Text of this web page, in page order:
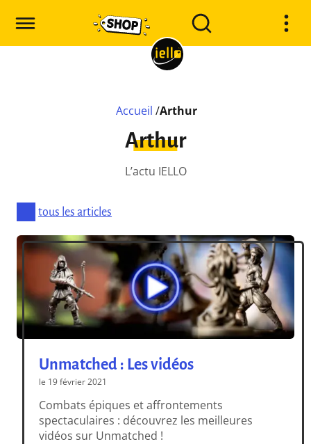
Accueil /Arthur
Arthur
L’actu IELLO
tous les articles
Unmatched : Les vidéos
le 19 février 2021
Combats épiques et affrontements
spectaculaires : découvrez les meilleures
vidéos sur Unmatched !